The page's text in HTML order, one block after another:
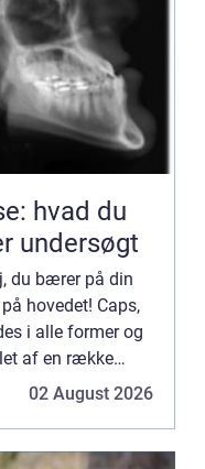
hvad du
undersøgt
du bærer på din
hovedet! Caps,
i alle former og
af en række
til at beskytte
02 August 2026